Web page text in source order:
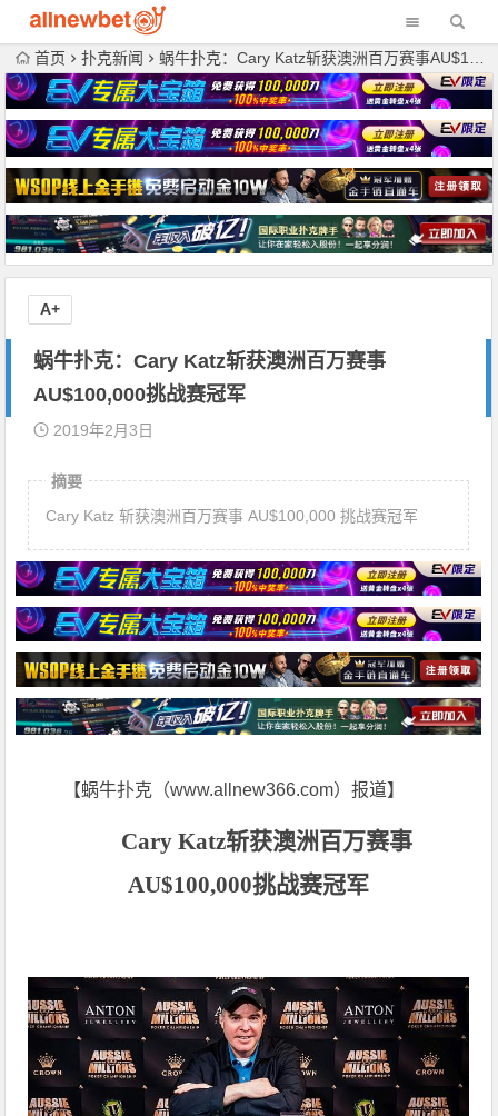
首页 扑克新闻 蜗牛扑克：Cary Katz斩获澳洲百万赛事AU$100,000挑战赛冠军
蜗牛扑克：Cary Katz斩获澳洲百万赛事
AU$100,000挑战赛冠军
2019年2月3日
摘要
Cary Katz 斩获澳洲百万赛事 AU$100,000 挑战赛冠军
【蜗牛扑克（www.allnew366.com）报道】
Cary Katz斩获澳洲百万赛事
AU$100,000挑战赛冠军
A+